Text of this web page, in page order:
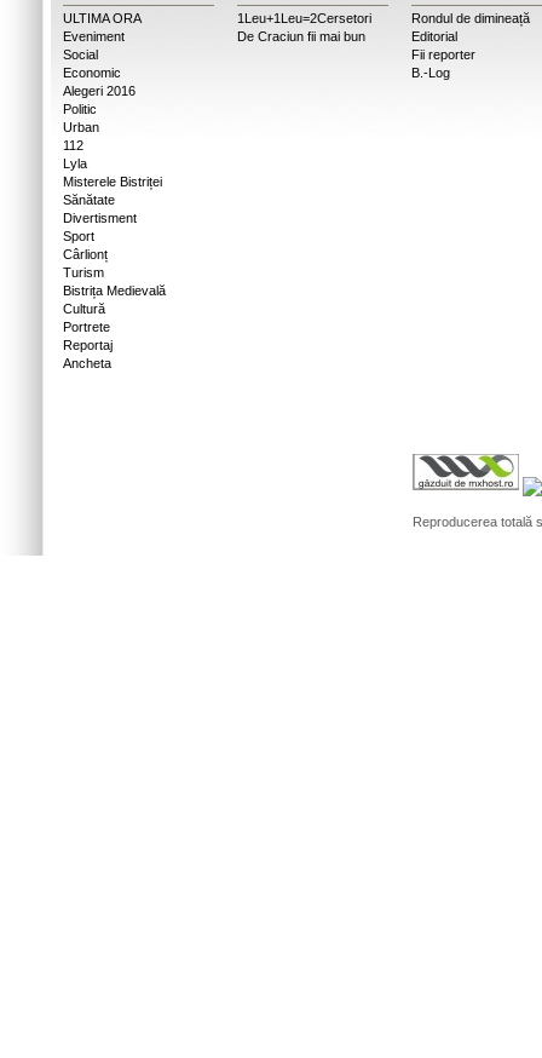
ULTIMA ORA
Eveniment
Social
Economic
Alegeri 2016
Politic
Urban
112
Lyla
Misterele Bistriței
Sănătate
Divertisment
Sport
Cârlionț
Turism
Bistrița Medievală
Cultură
Portrete
Reportaj
Ancheta
1Leu+1Leu=2Cersetori
De Craciun fii mai bun
Rondul de dimineață
Editorial
Fii reporter
B.-Log
Reproducerea totală